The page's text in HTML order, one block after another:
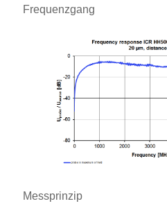
Frequenzgang
Messprinzip